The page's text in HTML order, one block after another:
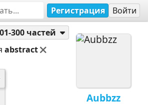
Регистрация Войти
Aubbzz
300 частей
abstract